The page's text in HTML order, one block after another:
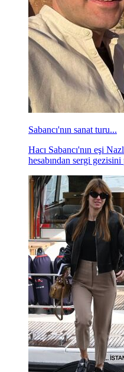
Sabancı'nın sanat turu...
Hacı Sabancı'nın eşi
hesabından sergi gezisini